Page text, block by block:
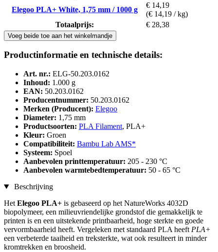
Elegoo PLA+ White, 1,75 mm / 1000 g
€ 14,19
(€ 14,19 / kg)
Totaalprijs:
€ 28,38
Voeg beide toe aan het winkelmandje
Productinformatie en technische details:
Art. nr.: ELG-50.203.0162
Inhoud: 1.000 g
EAN: 50.203.0162
Producentnummer: 50.203.0162
Merken (Producent): Elegoo
Diameter: 1,75 mm
Productsoorten: PLA Filament, PLA+
Kleur: Groen
Compatibiliteit: Bambu Lab AMS*
Systeem: Spoel
Aanbevolen printtemperatuur: 205 - 230 °C
Aanbevolen warmtebedtemperatuur: 50 - 65 °C
Beschrijving
Het Elegoo PLA+ is gebaseerd op het NatureWorks 4032D
biopolymeer, een milieuvriendelijke grondstof die gemakkelijk te
printen is en een uitstekende printbaarheid, hoge sterkte en goede
vervormbaarheid heeft. Vergeleken met standaard PLA heeft PLA+
een verbeterde taaiheid en treksterkte, wat ook resulteert in minder
kromtrekken en broosheid.